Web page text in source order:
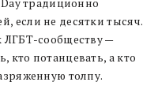
традиционно
если не десятки тысяч.
ЛГБТ-сообществу —
кто потанцевать, а кто
толпу.